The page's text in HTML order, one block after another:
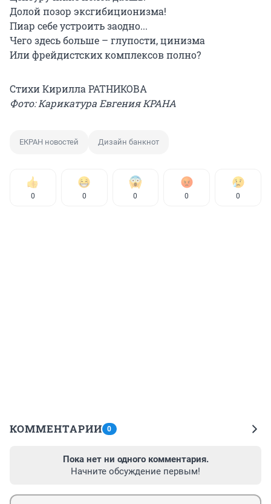
Долой позор эксгибиционизма!
Пиар себе устроить заодно...
Чего здесь больше – глупости, цинизма
Или фрейдистских комплексов полно?
Стихи Кирилла РАТНИКОВА
Фото: Карикатура Евгения КРАНА
ЕКРАН новостей Дизайн банкнот
0 0 0 0 0
КОММЕНТАРИИ 0
Пока нет ни одного комментария.
Начните обсуждение первым!